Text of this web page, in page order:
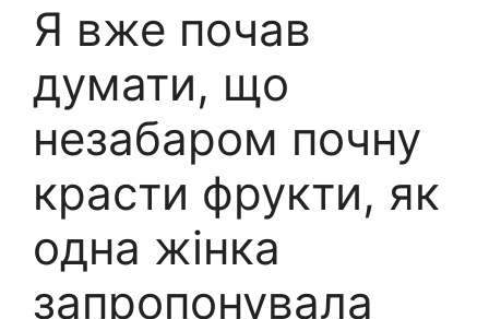
Я вже почав
думати, що
незабаром почну
красти фрукти, як
одна жінка
запропонувала